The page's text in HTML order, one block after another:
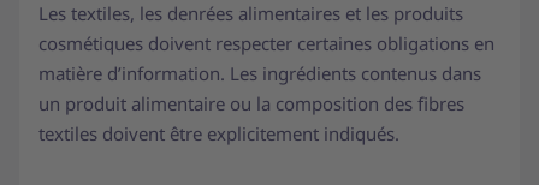
Les textiles, les denrées alimentaires et les produits
cosmétiques doivent respecter certaines obligations en
matière d’information. Les ingrédients contenus dans
un produit alimentaire ou la composition des fibres
textiles doivent être explicitement indiqués.